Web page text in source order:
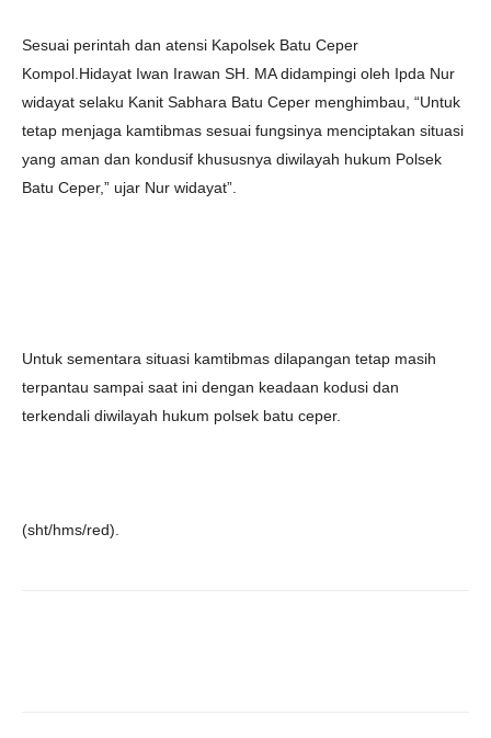
Sesuai perintah dan atensi Kapolsek Batu Ceper
Kompol.Hidayat Iwan Irawan SH. MA didampingi oleh Ipda Nur
widayat selaku Kanit Sabhara Batu Ceper menghimbau, “Untuk
tetap menjaga kamtibmas sesuai fungsinya menciptakan situasi
yang aman dan kondusif khususnya diwilayah hukum Polsek
Batu Ceper,” ujar Nur widayat”.
Untuk sementara situasi kamtibmas dilapangan tetap masih
terpantau sampai saat ini dengan keadaan kodusi dan
terkendali diwilayah hukum polsek batu ceper.
(sht/hms/red).